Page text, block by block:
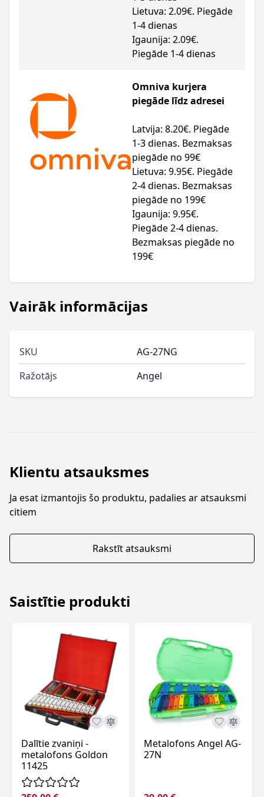
Lietuva: 2.09€. Piegāde
1-4 dienas
Igaunija: 2.09€.
Piegāde 1-4 dienas
Omniva kurjera
piegāde līdz adresei
Latvija: 8.20€. Piegāde
1-3 dienas. Bezmaksas
piegāde no 99€
Lietuva: 9.95€. Piegāde
2-4 dienas. Bezmaksas
piegāde no 199€
Igaunija: 9.95€.
Piegāde 2-4 dienas.
Bezmaksas piegāde no
199€
Vairāk informācijas
SKU
AG-27NG
Ražotājs
Angel
Klientu atsauksmes
Ja esat izmantojis šo produktu, padalies ar atsauksmi
citiem
Rakstīt atsauksmi
Saistītie produkti
Dalītie zvaniņi -
metalofons Goldon
11425
Metalofons Angel AG-
27N